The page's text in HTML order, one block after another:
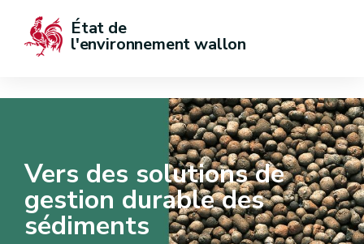
État de
l'environnement wallon
Vers des solutions de
gestion durable des
sédiments